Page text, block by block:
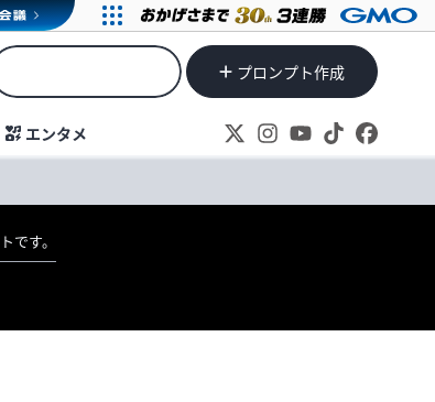
プロンプト作成
エンタメ
です。